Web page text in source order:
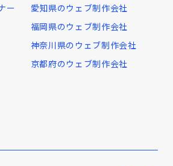
ー
愛知県のウェブ制作会社
福岡県のウェブ制作会社
神奈川県のウェブ制作会社
京都府のウェブ制作会社